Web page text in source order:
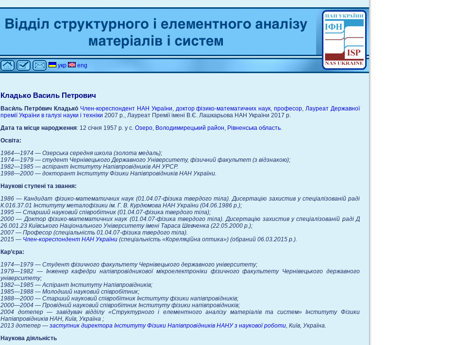
укр eng
Кладько Василь Петрович
Васи́ль Петро́вич Кладько́ Член-кореспондент НАН України, доктор фізико-математичних наук,професор,Лауреат Державної
премії України в галузі науки і техніки 2007 р., Лауреат Премії імені В.Є. Лашкарьова НАН України 2017 р.
Дата та місце народження: 12 січня 1957 р. у с. Озеро, Володимирецький район, Рівненська область.
Освіта:
1964—1974 — Озерська середня школа (золота медаль);
1974—1979 — студент Чернівецького Державного Університету, фізичний факультет (з відзнакою);
1982—1985 — аспірант Інституту Напівпровідників АН УРСР.
1998—2000 — докторант Інституту Фізики Напівпровідників НАН України.
Наукові ступені та звання:
1986 — Кандидат фізико-математичних наук (01.04.07-фізика твердого тіла). Дисертацію захистив у спеціалізованій раді
К.016.37.01 Інституту металофізики ім. Г. В. Курдюмова НАН України (04.06.1986 р.);
1995 — Старший науковий співробітник (01.04.07-фізика твердого тіла);
2000 — Доктор фізико-математичних наук (01.04.07-фізика твердого тіла). Дисертацію захистив у спеціалізованій раді Д
26.001.23 Київського Національного Університету імені Тараса Шевченка (22.05.2000 р.);
2007 — Професор (спеціальність 01.04.07-фізика твердого тіла).
2015 — Член-кореспондент НАН України (спеціальність «Кореляційна оптика») (обраний 06.03.2015 р.).
Кар’єра:
1974—1979 — Студент фізичного факультету Чернівецького державного університету;
1979—1982 — Інженер кафедри напівпровідникової мікроелектроніки фізичного факультету Чернівецького державного
університету;
1982—1985 — Аспірант Інституту Напівпровідників;
1985—1988 — Молодший науковий співробітник;
1988—2000 — Старший науковий співробітник Інституту фізики напівпровідників;
2000—2004 — Провідний науковий співробітник Інституту фізики напівпровідників;
2004 дотепер — завідувач відділу «Структурного і елементного аналізу матеріалів та систем» Інституту Фізики
Напівпровідників НАН, Київ, Україна ;
2013 дотепер — заступник директора Інституту Фізики Напівпровідників НАНУ з наукової роботи, Київ, Україна.
Наукова діяльність